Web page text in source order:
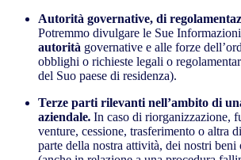
Autorità governative, di
Potremmo divulgare le Sue
autorità governative e alle forze
obblighi o richieste legali o
del Suo paese di residenza).
Terze parti rilevanti nell’ambito di
aziendale. In caso di riorganizzazione,
venture, cessione, trasferimento o altra
parte della nostra attività, dei nostri beni